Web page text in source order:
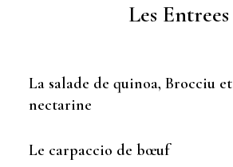
Les Entrees
La salade de quinoa, Brocciu et
nectarine
Le carpaccio de bœuf